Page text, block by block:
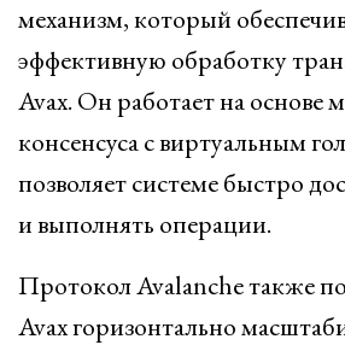
механизм, который
эффективную обработку
Avax. Он работает на основе
консенсуса с виртуальным
позволяет системе быстро
и выполнять операции.
Протокол Avalanche также
Avax горизонтально